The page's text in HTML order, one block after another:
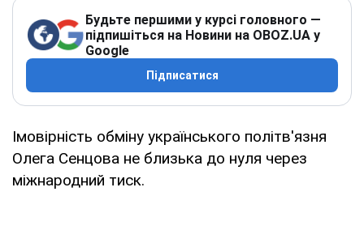
Будьте першими у курсі головного —
підпишіться на Новини на OBOZ.UA у
Google
Підписатися
Імовірність обміну українського політв'язня
Олега Сенцова не близька до нуля через
міжнародний тиск.